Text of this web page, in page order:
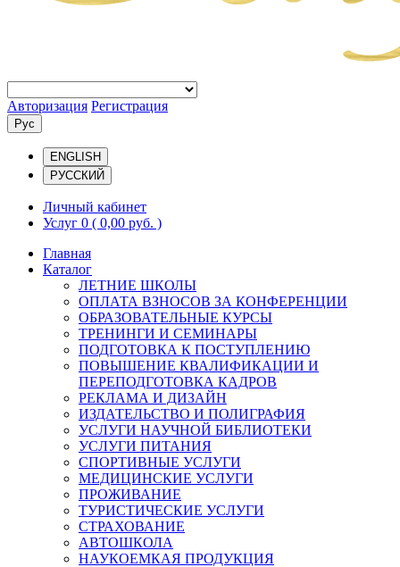
Авторизация Регистрация
Рус
ENGLISH
РУССКИЙ
Личный кабинет
Услуг 0 ( 0,00 руб. )
Главная
Каталог
ЛЕТНИЕ ШКОЛЫ
ОПЛАТА ВЗНОСОВ ЗА КОНФЕРЕНЦИИ
ОБРАЗОВАТЕЛЬНЫЕ КУРСЫ
ТРЕНИНГИ И СЕМИНАРЫ
ПОДГОТОВКА К ПОСТУПЛЕНИЮ
ПОВЫШЕНИЕ КВАЛИФИКАЦИИ И
ПЕРЕПОДГОТОВКА КАДРОВ
РЕКЛАМА И ДИЗАЙН
ИЗДАТЕЛЬСТВО И ПОЛИГРАФИЯ
УСЛУГИ НАУЧНОЙ БИБЛИОТЕКИ
УСЛУГИ ПИТАНИЯ
СПОРТИВНЫЕ УСЛУГИ
МЕДИЦИНСКИЕ УСЛУГИ
ПРОЖИВАНИЕ
ТУРИСТИЧЕСКИЕ УСЛУГИ
СТРАХОВАНИЕ
АВТОШКОЛА
НАУКОЕМКАЯ ПРОДУКЦИЯ